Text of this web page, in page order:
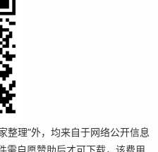
整理”外，均来自于网络公开信息